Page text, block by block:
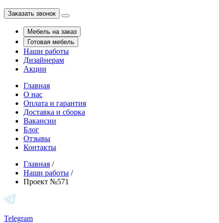
Заказать звонок
Мебель на заказ
Готовая мебель
Наши работы
Дизайнерам
Акции
Главная
О нас
Оплата и гарантия
Доставка и сборка
Вакансии
Блог
Отзывы
Контакты
Главная /
Наши работы /
Проект №571
Telegram